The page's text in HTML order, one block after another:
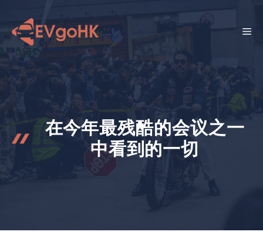
容
菜
在今年最残酷的会议之一
中看到的一切